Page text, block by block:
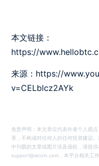
本文链接：
https://
来源：https://
v=CELblcz2AYk
免责声明：本文章仅代表作者个人观
享，不构成对任何人的任何投资建议
中刊载的文章或图片涉及侵权，请提
support@aicoin.com，本平台相关工